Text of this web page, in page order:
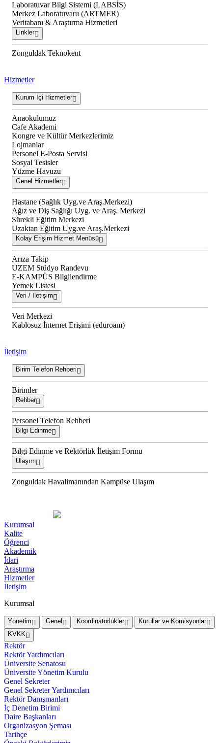
Laboratuvar Bilgi Sistemi (LABSİS)
Merkez Laboratuvaru (ARTMER)
Veritabanı & Araştırma Hizmetleri
Linkler
Zonguldak Teknokent
Hizmetler
Kurum İçi Hizmetler
Anaokulumuz
Cafe Akademi
Kongre ve Kültür Merkezlerimiz
Lojmanlar
Personel E-Posta Servisi
Sosyal Tesisler
Yüzme Havuzu
Genel Hizmetler
Hastane (Sağlık Uyg.ve Araş.Merkezi)
Ağız ve Diş Sağlığı Uyg. ve Araş. Merkezi
Sürekli Eğitim Merkezi
Uzaktan Eğitim Uyg.ve Araş.Merkezi
Kolay Erişim Hizmet Menüsü
Arıza Takip
UZEM Stüdyo Randevu
E-KAMPÜS Bilgilendirme
Yemek Listesi
Veri / İletişim
Veri Merkezi
Kablosuz İnternet Erişimi (eduroam)
İletişim
Birim Telefon Rehberi
Birimler
Rehber
Personel Telefon Rehberi
Bilgi Edinme
Bilgi Edinme ve Rektörlük İletişim Formu
Ulaşım
Zonguldak Havalimanından Kampüse Ulaşım
Kurumsal
Kalite
Öğrenci
Akademik
İdari
Araştırma
Hizmetler
İletişim
Kurumsal
Yönetim Genel Koordinatörlükler
Kurullar ve Komisyonlar
KVKK
Rektör
Rektör Yardımcıları
Üniversite Senatosu
Üniversite Yönetim Kurulu
Genel Sekreter
Genel Sekreter Yardımcıları
Rektör Danışmanları
İç Denetim Birimi
Daire Başkanları
Organizasyon Şeması
Tarihçe